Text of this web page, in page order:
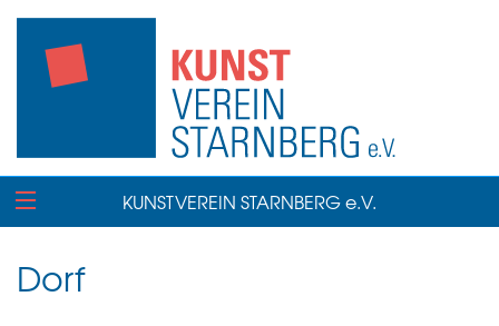
KUNSTVEREIN STARNBERG e.V.
Dorf